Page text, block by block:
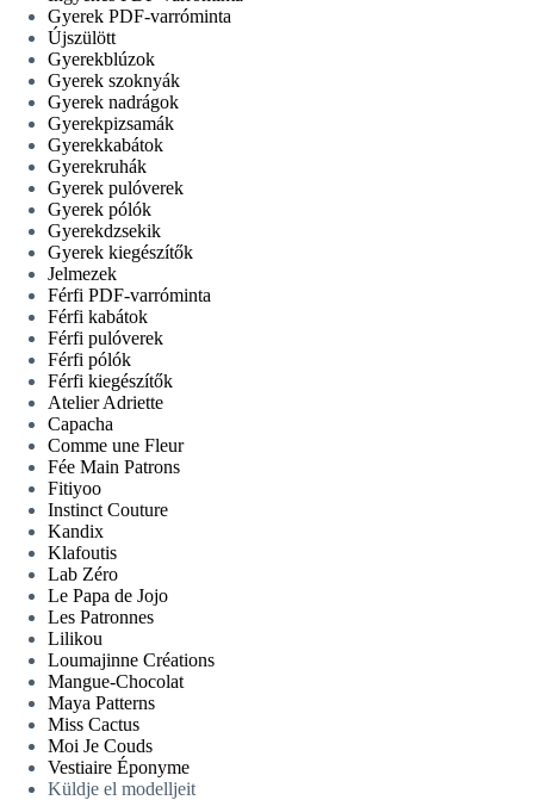
Gyerek PDF-varróminta
Újszülött
Gyerekblúzok
Gyerek szoknyák
Gyerek nadrágok
Gyerekpizsamák
Gyerekkabátok
Gyerekruhák
Gyerek pulóverek
Gyerek pólók
Gyerekdzsekik
Gyerek kiegészítők
Jelmezek
Férfi PDF-varróminta
Férfi kabátok
Férfi pulóverek
Férfi pólók
Férfi kiegészítők
Atelier Adriette
Capacha
Comme une Fleur
Fée Main Patrons
Fitiyoo
Instinct Couture
Kandix
Klafoutis
Lab Zéro
Le Papa de Jojo
Les Patronnes
Lilikou
Loumajinne Créations
Mangue-Chocolat
Maya Patterns
Miss Cactus
Moi Je Couds
Vestiaire Éponyme
Küldje el modelljeit